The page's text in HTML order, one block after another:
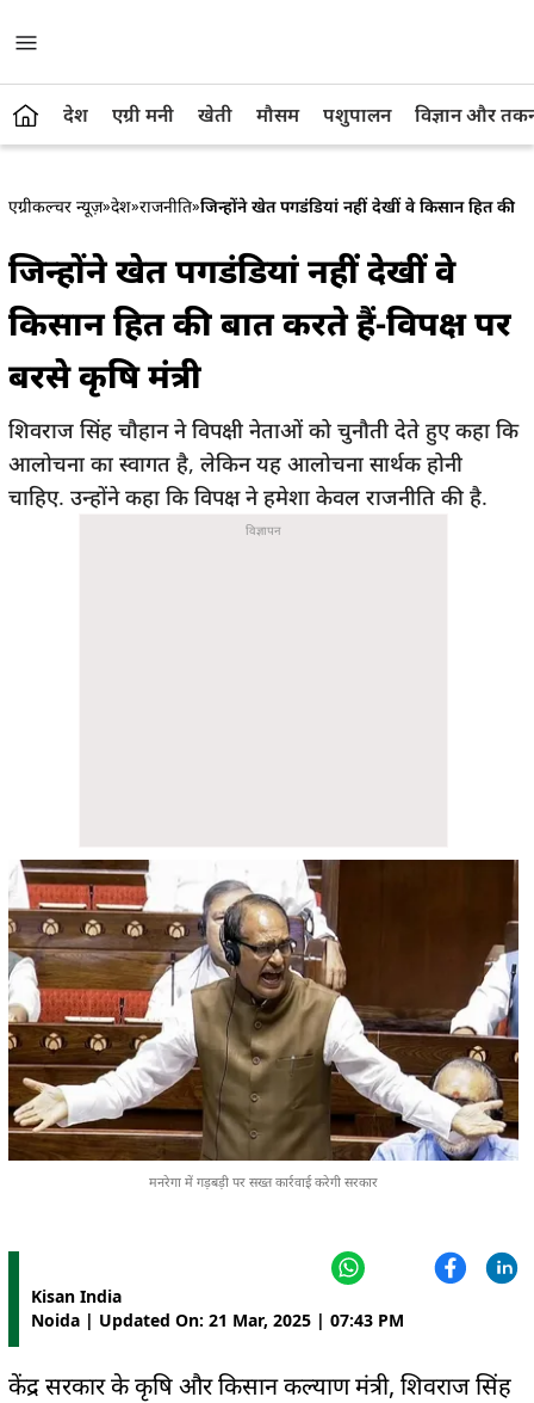
देश एग्री मनी खेती मौसम पशुपालन विज्ञान और
एग्रीकल्चर न्यूज़»देश»राजनीति»जिन्होंने खेत पगडंडियां नहीं देखीं वे किसान हित की
जिन्होंने खेत पगडंडियां नहीं देखीं वे
किसान हित की बात करते हैं-विपक्ष पर
बरसे कृषि मंत्री
शिवराज सिंह चौहान ने विपक्षी नेताओं को चुनौती देते हुए कहा कि
आलोचना का स्वागत है, लेकिन यह आलोचना सार्थक होनी
चाहिए. उन्होंने कहा कि विपक्ष ने हमेशा केवल राजनीति की है.
मनरेगा में गड़बड़ी पर सख्त कार्रवाई करेगी सरकार
Kisan India
Noida | Updated On: 21 Mar, 2025 | 07:43 PM
केंद्र सरकार के कृषि और किसान कल्याण मंत्री, शिवराज सिंह